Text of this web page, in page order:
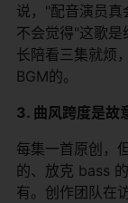
说，"配音演员
不会觉得"这歌
长陪看三集就烦
BGM的。
3. 曲风跨度是故
每集一首原创
的、放克 bass
有。创作团队在